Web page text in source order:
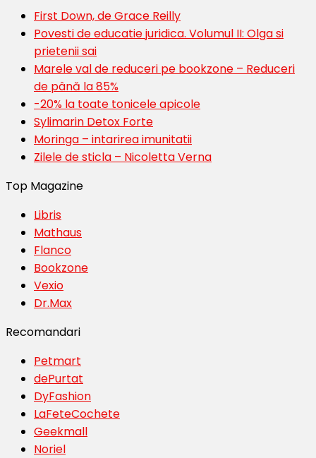
First Down, de Grace Reilly
Povesti de educatie juridica. Volumul II: Olga si
prietenii sai
Marele val de reduceri pe bookzone – Reduceri
de până la 85%
-20% la toate tonicele apicole
Sylimarin Detox Forte
Moringa – intarirea imunitatii
Zilele de sticla – Nicoletta Verna
Top Magazine
Libris
Mathaus
Flanco
Bookzone
Vexio
Dr.Max
Recomandari
Petmart
dePurtat
DyFashion
LaFeteCochete
Geekmall
Noriel